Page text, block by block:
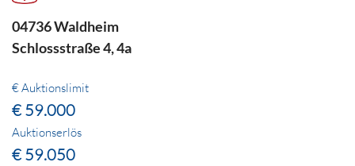
04736 Waldheim
Schlossstraße 4, 4a
€ Auktionslimit
€ 59.000
Auktionserlös
€ 59.050